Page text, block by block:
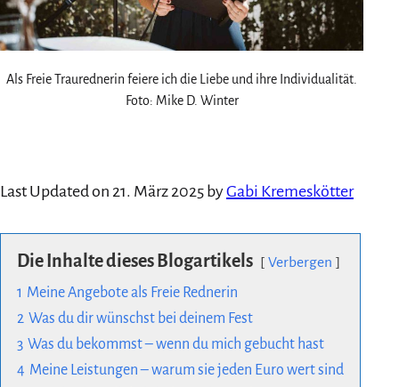
Als Freie Traurednerin feiere ich die Liebe und ihre Individualität.
Foto: Mike D. Winter
Last Updated on 21. März 2025 byGabi Kremeskötter
Die Inhalte dieses Blogartikels
Verbergen
1 Meine Angebote als Freie Rednerin
2 Was du dir wünschst bei deinem Fest
3 Was du bekommst – wenn du mich gebucht hast
4 Meine Leistungen – warum sie jeden Euro wert sind